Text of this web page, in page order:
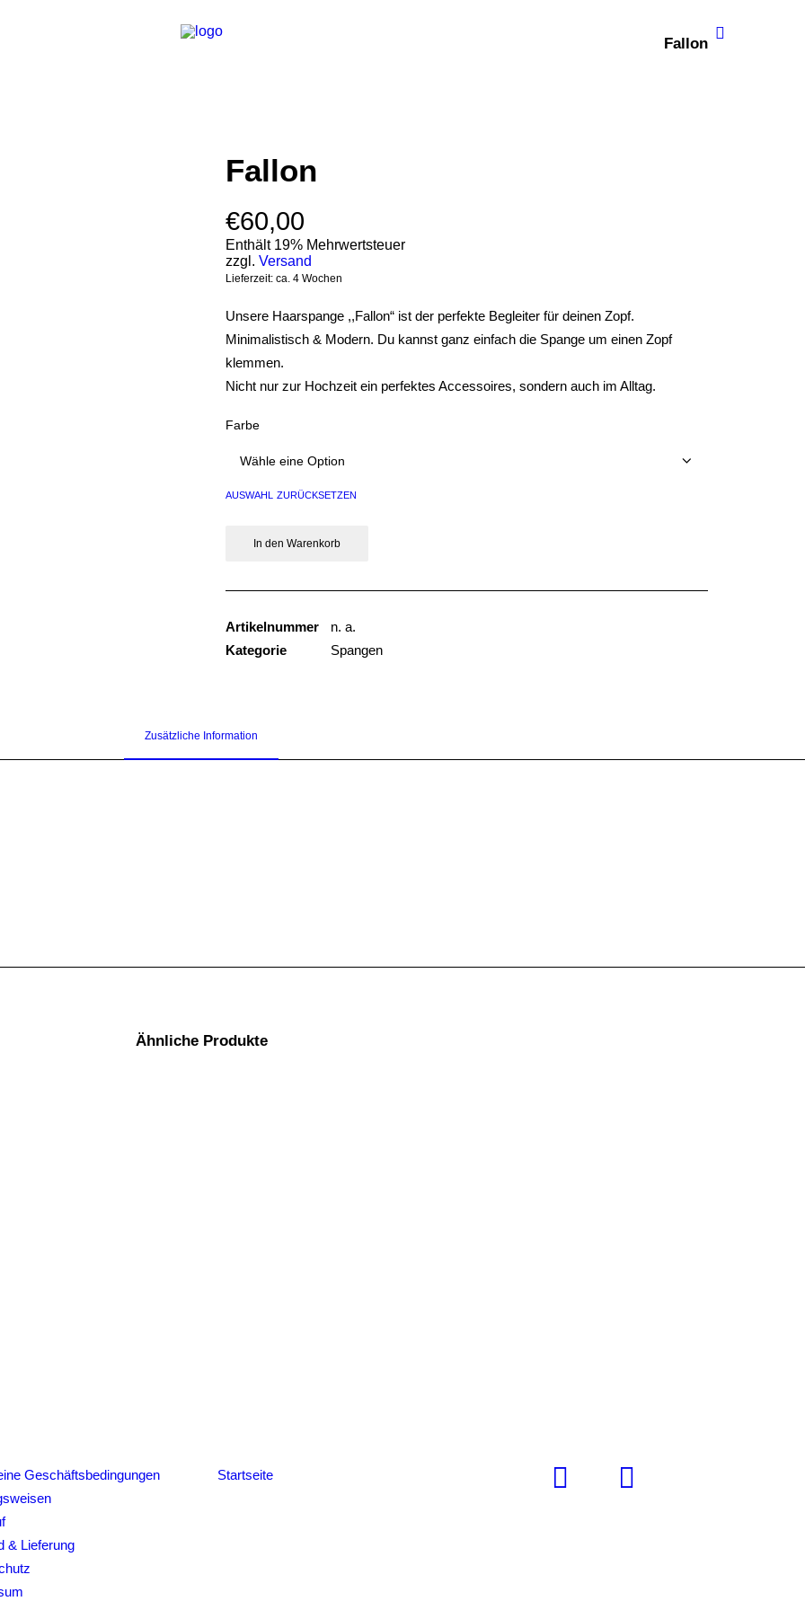
Fallon
Fallon
€60,00
Enthält 19% Mehrwertsteuer
zzgl. Versand
Lieferzeit: ca. 4 Wochen
Unsere Haarspange ,,Fallon“ ist der perfekte Begleiter für deinen Zopf.
Minimalistisch & Modern. Du kannst ganz einfach die Spange um einen Zopf
klemmen.
Nicht nur zur Hochzeit ein perfektes Accessoires, sondern auch im Alltag.
Farbe
auswahl zurücksetzen
In den Warenkorb
Artikelnummer
n. a.
Kategorie
Spangen
Zusätzliche Information
Ähnliche Produkte
Geschäftsbedingungen
& Lieferung
Startseite